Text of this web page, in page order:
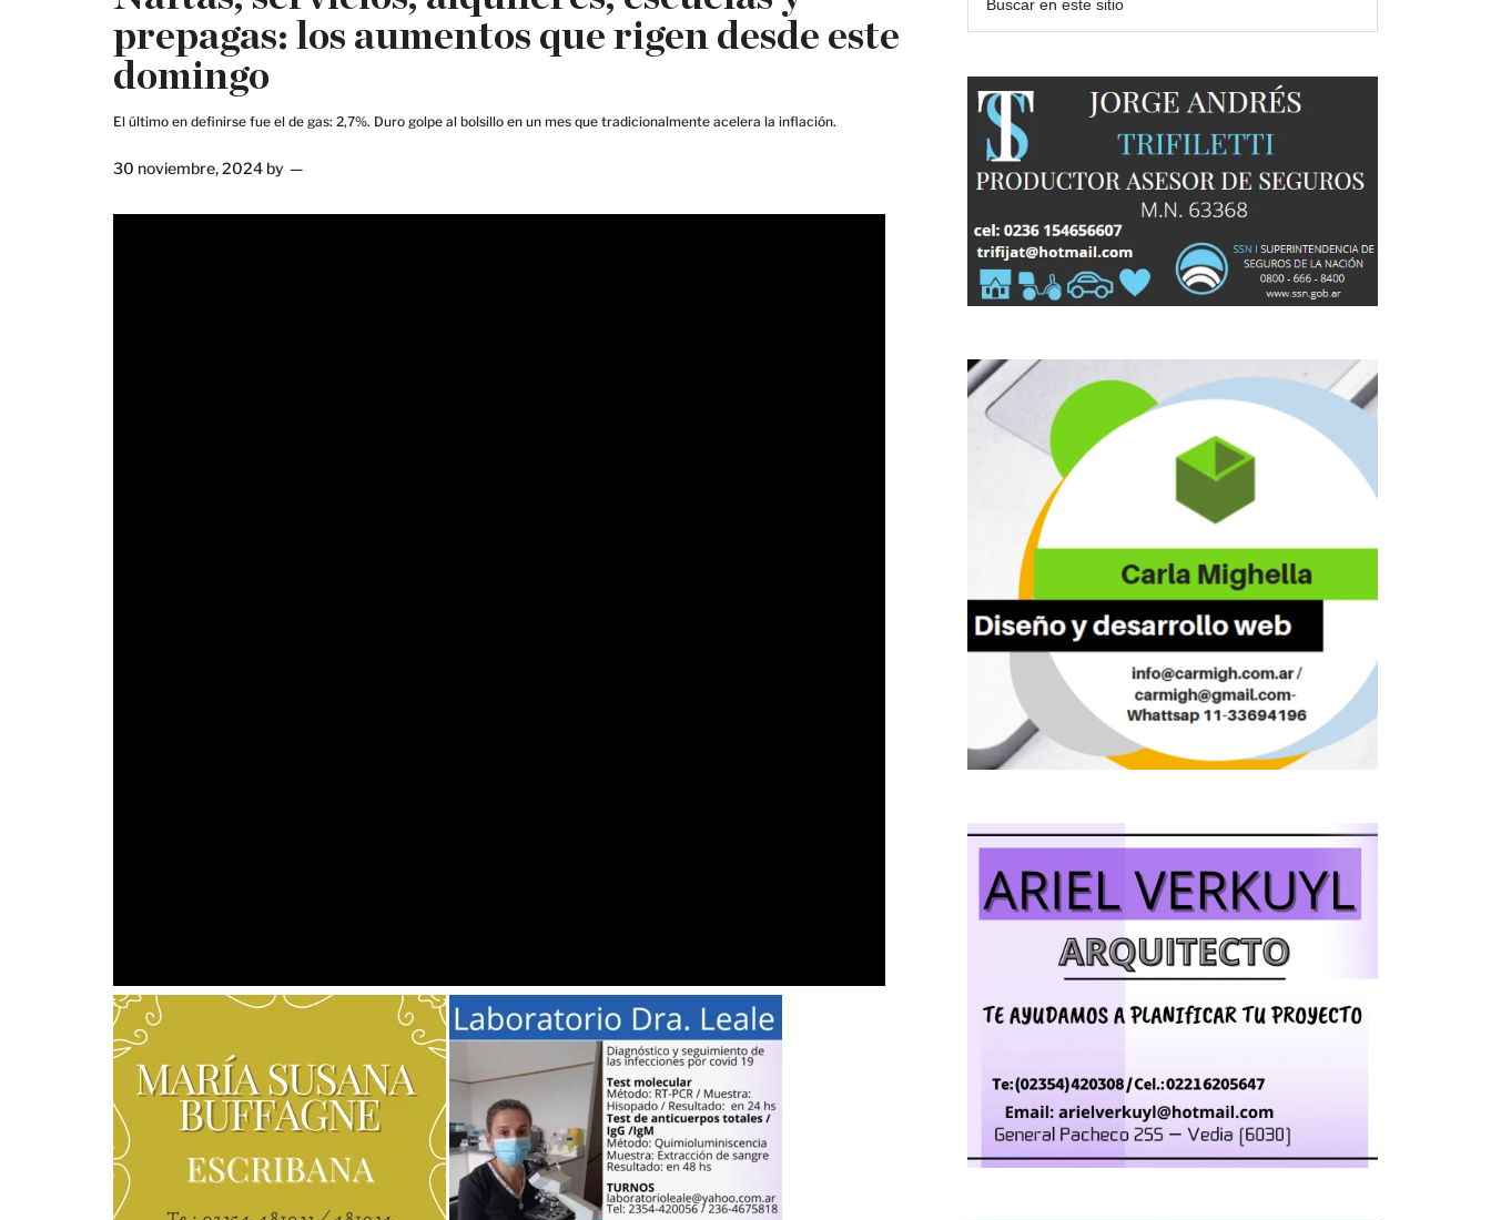
prepagas: los aumentos que rigen desde este
domingo
El último en definirse fue el de gas: 2,7%. Duro golpe al bolsillo en un mes que tradicionalmente acelera la inflación.
30 noviembre, 2024 by